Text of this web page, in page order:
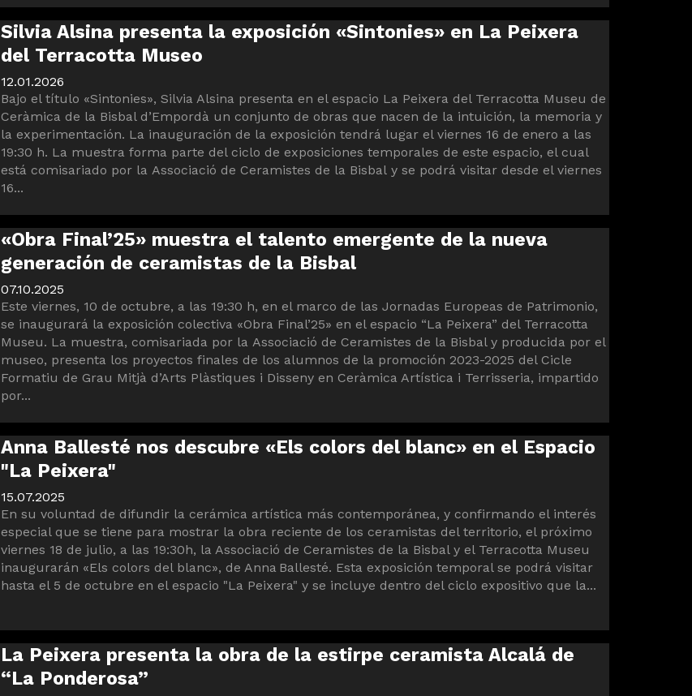
Silvia Alsina presenta la exposición «Sintonies» en La Peixera
del Terracotta Museo
12.01.2026
Bajo el título «Sintonies», Silvia Alsina presenta en el espacio La Peixera del Terracotta Museu de
Ceràmica de la Bisbal d’Empordà un conjunto de obras que nacen de la intuición, la memoria y
la experimentación. La inauguración de la exposición tendrá lugar el viernes 16 de enero a las
19:30 h. La muestra forma parte del ciclo de exposiciones temporales de este espacio, el cual
está comisariado por la Associació de Ceramistes de la Bisbal y se podrá visitar desde el viernes
16...
«Obra Final’25» muestra el talento emergente de la nueva
generación de ceramistas de la Bisbal
07.10.2025
Este viernes, 10 de octubre, a las 19:30 h, en el marco de las Jornadas Europeas de Patrimonio,
se inaugurará la exposición colectiva «Obra Final’25» en el espacio “La Peixera” del Terracotta
Museu. La muestra, comisariada por la Associació de Ceramistes de la Bisbal y producida por el
museo, presenta los proyectos finales de los alumnos de la promoción 2023-2025 del Cicle
Formatiu de Grau Mitjà d’Arts Plàstiques i Disseny en Ceràmica Artística i Terrisseria, impartido
por...
Anna Ballesté nos descubre «Els colors del blanc» en el Espacio
"La Peixera"
15.07.2025
En su voluntad de difundir la cerámica artística más contemporánea, y confirmando el interés
especial que se tiene para mostrar la obra reciente de los ceramistas del territorio, el próximo
viernes 18 de julio, a las 19:30h, la Associació de Ceramistes de la Bisbal y el Terracotta Museu
inaugurarán «Els colors del blanc», de Anna Ballesté. Esta exposición temporal se podrá visitar
hasta el 5 de octubre en el espacio "La Peixera" y se incluye dentro del ciclo expositivo que la...
La Peixera presenta la obra de la estirpe ceramista Alcalá de
“La Ponderosa”